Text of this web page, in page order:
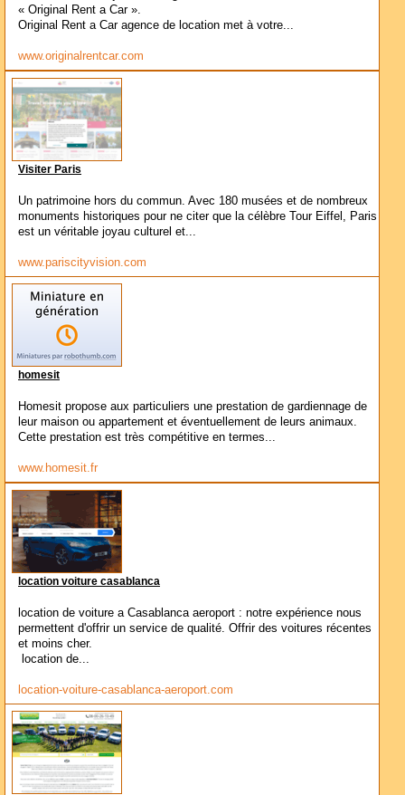
« Original Rent a Car ».
Original Rent a Car agence de location met à votre...
www.originalrentcar.com
Visiter Paris
Un patrimoine hors du commun. Avec 180 musées et de nombreux
monuments historiques pour ne citer que la célèbre Tour Eiffel, Paris
est un véritable joyau culturel et...
www.pariscityvision.com
homesit
Homesit propose aux particuliers une prestation de gardiennage de
leur maison ou appartement et éventuellement de leurs animaux.
Cette prestation est très compétitive en termes...
www.homesit.fr
location voiture casablanca
location de voiture a Casablanca aeroport : notre expérience nous
permettent d'offrir un service de qualité. Offrir des voitures récentes
et moins cher.
location de...
location-voiture-casablanca-aeroport.com